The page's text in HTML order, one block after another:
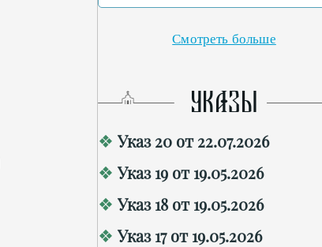
Смотреть больше
УКАЗЫ
Указ 20 от 22.07.2026
Указ 19 от 19.05.2026
Указ 18 от 19.05.2026
Указ 17 от 19.05.2026